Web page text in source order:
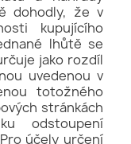
dohodly, že v
kupujícího
lhůtě se
jako rozdíl
uvedenou v
totožného
stránkách
odstoupení
účely určení